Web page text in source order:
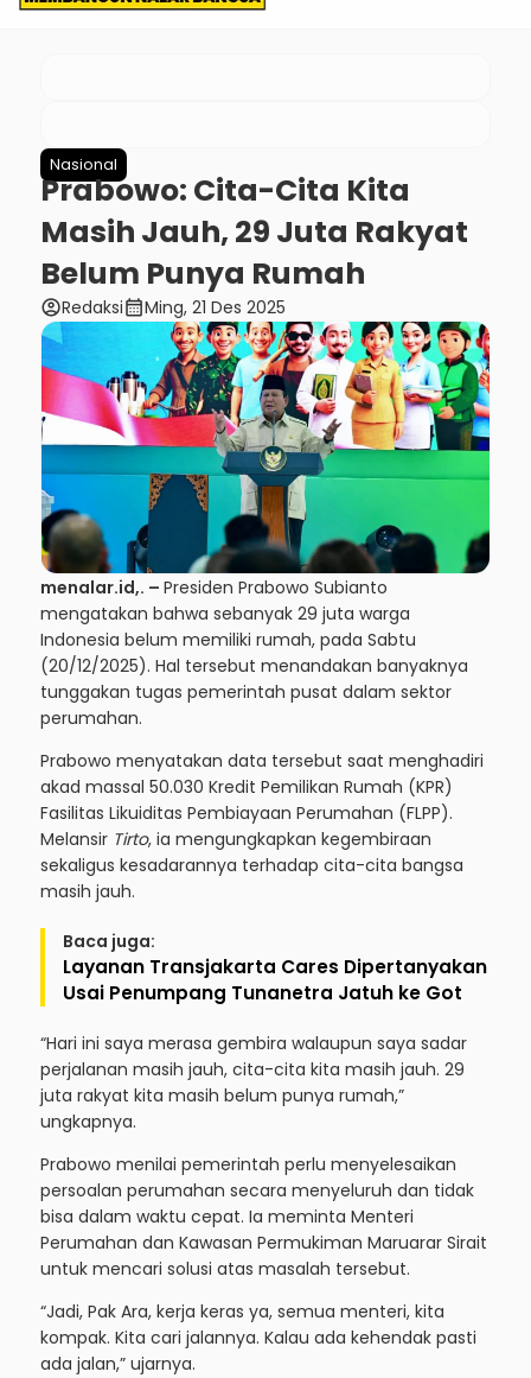
Nasional
Prabowo: Cita-Cita Kita
Masih Jauh, 29 Juta Rakyat
Belum Punya Rumah
account_circleRedaksicalendar_monthMing, 21 Des 2025
menalar.id,. – Presiden Prabowo Subianto
mengatakan bahwa sebanyak 29 juta warga
Indonesia belum memiliki rumah, pada Sabtu
(20/12/2025). Hal tersebut menandakan banyaknya
tunggakan tugas pemerintah pusat dalam sektor
perumahan.
Prabowo menyatakan data tersebut saat menghadiri
akad massal 50.030 Kredit Pemilikan Rumah (KPR)
Fasilitas Likuiditas Pembiayaan Perumahan (FLPP).
Melansir Tirto, ia mengungkapkan kegembiraan
sekaligus kesadarannya terhadap cita-cita bangsa
masih jauh.
Baca juga:
Layanan Transjakarta Cares Dipertanyakan
Usai Penumpang Tunanetra Jatuh ke Got
“Hari ini saya merasa gembira walaupun saya sadar
perjalanan masih jauh, cita-cita kita masih jauh. 29
juta rakyat kita masih belum punya rumah,”
ungkapnya.
Prabowo menilai pemerintah perlu menyelesaikan
persoalan perumahan secara menyeluruh dan tidak
bisa dalam waktu cepat. Ia meminta Menteri
Perumahan dan Kawasan Permukiman Maruarar Sirait
untuk mencari solusi atas masalah tersebut.
“Jadi, Pak Ara, kerja keras ya, semua menteri, kita
kompak. Kita cari jalannya. Kalau ada kehendak pasti
ada jalan,” ujarnya.